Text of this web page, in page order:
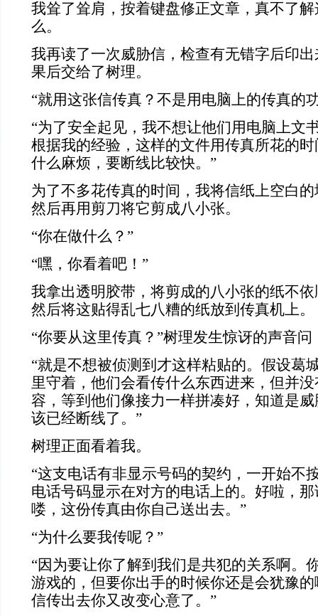
我耸了耸肩，按着键盘修正文章，真不了
么。
我再读了一次威胁信，检查有无错字后印
果后交给了树理。
“就用这张信传真？不是用电脑上的传真的
“为了安全起见，我不想让他们用电脑上文
根据我的经验，这样的文件用传真所花的
什么麻烦，要断线比较快。”
为了不多花传真的时间，我将信纸上空白
然后再用剪刀将它剪成八小张。
“你在做什么？”
“嘿，你看着吧！”
我拿出透明胶带，将剪成的八小张的纸不
然后将这贴得乱七八糟的纸放到传真机上。
“你要从这里传真？”树理发生惊讶的声音问
“就是不想被侦测到才这样粘贴的。假设葛
里守着，他们会看传什么东西进来，但并
容，等到他们像接力一样拼凑好，知道是
该已经断线了。”
树理正面看着我。
“这支电话有非显示号码的契约，一开始不
电话号码显示在对方的电话上的。好啦，
喽，这份传真由你自己送出去。”
“为什么要我传呢？”
“因为要让你了解到我们是共犯的关系啊。
游戏的，但要你出手的时候你还是会犹豫
信传出去你又改变心意了。”